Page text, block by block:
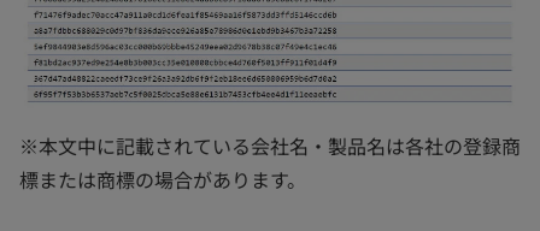
※本文中に記載されている会社名・製品名は各社の登録商
標または商標の場合があります。